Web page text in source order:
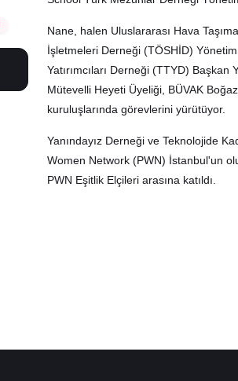
Nane, halen Uluslararası Hava
İşletmeleri Derneği (TÖSHİD) Yönetim
Yatırımcıları Derneği (TTYD)
Mütevelli Heyeti Üyeliği, BÜVAK
kuruluşlarında görevlerini yürütüyor.
Yanındayız Derneği ve Teknolojide
Women Network (PWN) İstanbul'un
PWN Eşitlik Elçileri arasına katıldı.